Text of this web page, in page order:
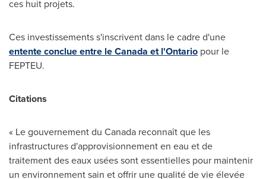
ces huit projets.
Ces investissements s'inscrivent dans le cadre d'une
entente conclue entre le Canada et l'Ontario pour le
FEPTEU.
Citations
« Le gouvernement du Canada reconnaît que les
infrastructures d'approvisionnement en eau et de
traitement des eaux usées sont essentielles pour maintenir
un environnement sain et offrir une qualité de vie élevée